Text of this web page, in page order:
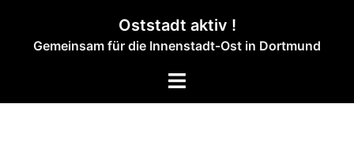
springen
Oststadt aktiv !
Gemeinsam für die Innenstadt-Ost in Dortmund
Menü